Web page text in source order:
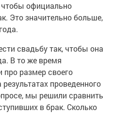
чтобы официально
Это значительно больше,
свадьбу так, чтобы она
В то же время
про размер своего
проведенного
мы решили сравнить
в брак. Сколько